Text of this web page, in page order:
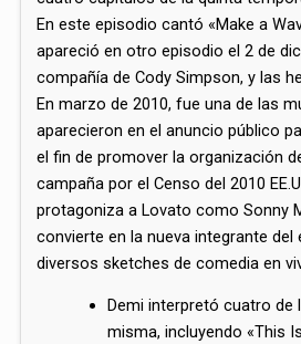
En este episodio cantó «Make a
apareció en otro episodio el 2 de
compañía de Cody Simpson, y las
En marzo de 2010, fue una de las
aparecieron en el anuncio público
el fin de promover la organización
campaña por el Censo del 2010
protagoniza a Lovato como Sonny
convierte en la nueva integrante del
diversos sketches de comedia en
Demi interpretó cuatro de
misma, incluyendo «This